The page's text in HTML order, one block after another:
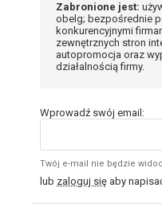
Zabronione jest:
obelg; bezpośrednie
konkurencyjnymi
zewnętrznych stron
autopromocja oraz
działalnością firmy.
Wprowadź swój email:
Twój e-mail nie będzie
lub zaloguj się aby